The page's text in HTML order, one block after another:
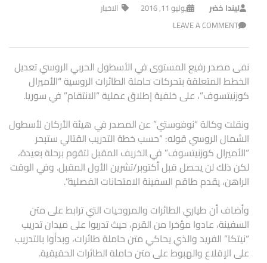
ليندا خضر يوليو 11, 2016
الاخبار
LEAVE A COMMENT
نفى مصدر رفيع المستوى في الأسطول الحربي الروسي تعديل
الخطط المتعلقة بتحركات حاملة الطائرات الروسية “الأميرال
كوزنيتسوف”، على خلفية إطلاق عملية “الانتقام” في سوريا.
ونقلت وكالة “نوفوستي” عن المصدر في هيئة الأركان لأسطول
الشمال الروسي قوله: “حسب خطة التدريب القتالي ستبحر
“الأميرال كوزنيتسوف” في الخريف المقبل لتقوم برحلة بعيدة،
لكن ذلك لن يحصل قبل أكتوبر/تشرين الأول المقبل. وفي الوقت
الراهن، يقدم طاقم السفينة الامتحانات الفصلية”.
وأضاف أن طياري الطائرات والمروحيات التي ترابط على متن
السفينة، عادوا مؤخرا من القرم، حيث تدربوا على ميدان تدريب
“نيتكا” الفريد والذي يحاكي متن حاملة طائرات، وبدأوا بالتدريب
على الإقلاع والهبوط على متن حاملة الطائرات الحقيقية.